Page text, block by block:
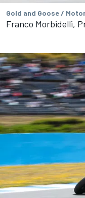
Gold and Goose /
Franco Morbidelli,